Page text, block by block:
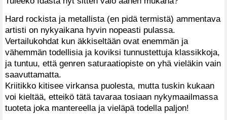
Hard rockista ja metallista (en pidä termistä) ammentava
artisti on nykyaikana hyvin nopeasti pulassa.
Vertailukohdat kun äkkiseltään ovat enemmän ja
vähemmän todellisia ja koviksi tunnustettuja klassikkoja,
ja tuntuu, että genren saturaatiopiste on yhä vieläkin vain
saavuttamatta.
Kriitikko kitisee virkansa puolesta, mutta tuskin kukaan
voi kieltää, etteikö tätä tavaraa tosiaan nykymaailmassa
tuoteta joka mantereella ja vieläpä todella paljon!